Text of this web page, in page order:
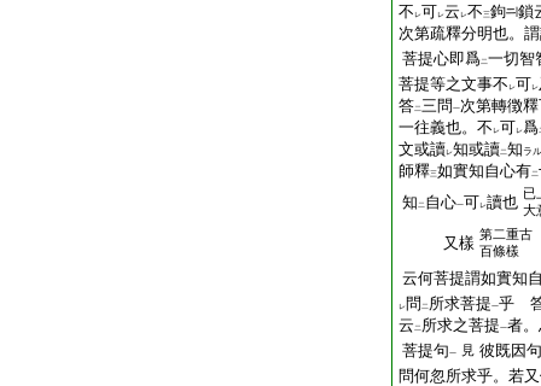
不 レ可レ云 レ不三鉤
鎖
次第疏釋分明也。
菩提心即爲二一切智
菩提等之文事不 レ可レ
答二三問一次第轉徴
一往義也。不 レ可レ爲
文或讀レ知或讀二知 ラ
師釋三如實知自心有二
知 二 自心一可レ讀也 已
大
又樣 第二重古
百條樣
云何菩提謂如實知
レ問 二 所求菩提一乎
云 二 所求之菩提一者
菩提句一 見 彼既因
問何忽所求乎。若